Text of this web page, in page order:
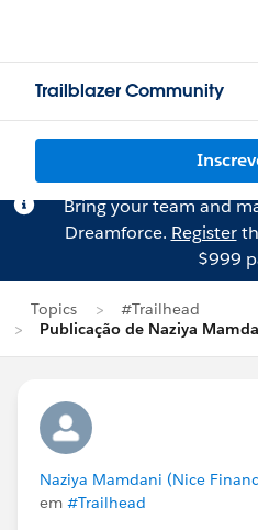
Trailblazer Community
Bring your team and
Dreamforce. Register
$999
Topics
#Trailhead
Publicação de Naziya
Naziya Mamdani (Nice
em #Trailhead